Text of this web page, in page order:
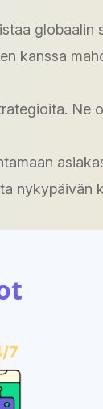
globaalin
kanssa
Ne
nykypäivän